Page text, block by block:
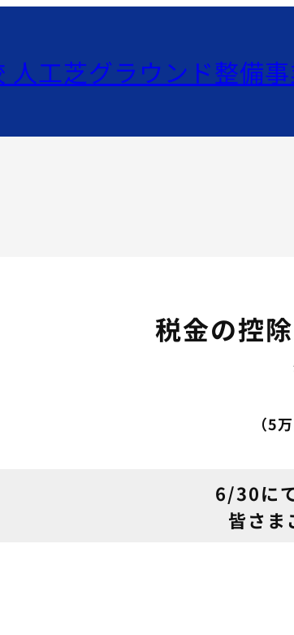
人工芝グラウンド整備
税金の控
（5
6/30に
皆さま